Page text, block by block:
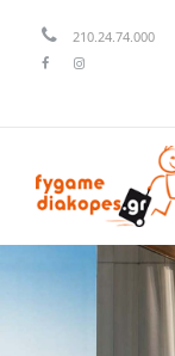
210.24.74.000